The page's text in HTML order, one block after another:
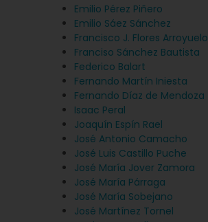
Emilio Pérez Piñero
Emilio Sáez Sánchez
Francisco J. Flores Arroyuelo
Franciso Sánchez Bautista
Federico Balart
Fernando Martín Iniesta
Fernando Díaz de Mendoza
Isaac Peral
Joaquín Espín Rael
José Antonio Camacho
José Luis Castillo Puche
José María Jover Zamora
José María Párraga
José María Sobejano
José Martínez Tornel